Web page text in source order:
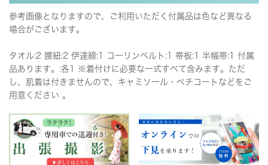
参考画像となりますので、ご利用いただく付属品は色など異なる
場合がございます。
タオル:2 腰紐:2 伊達締:1 コーリンベルト:1 帯板:1 半幅帯:1 付属
品あります。:各1 ※着付けに必要な一式すべて含みます。ただ
し、肌着は付きませんので、キャミソール・ペチコートなどをご
用意ください 。